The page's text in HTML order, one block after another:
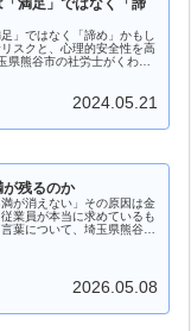
」ではなく「諦め」かもし
スクと、心理的安全性を高
県熊谷市の社労士がくわし
2024.05.21
残るのか
が消えない」その原因は金
業員が本当に求めているも
葉について、埼玉県熊谷市
2026.05.08